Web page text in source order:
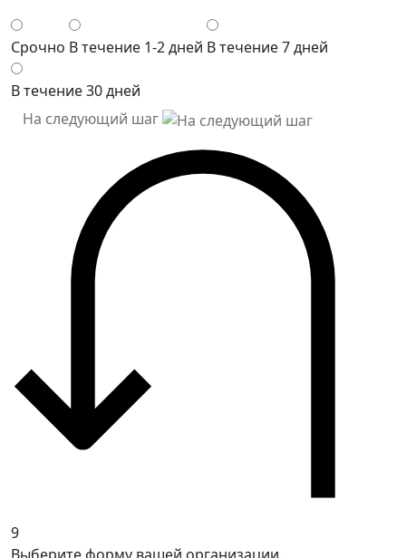
Срочно В течение 1-2 дней В течение 7 дней
В течение 30 дней
На следующий шаг
9
Выберите форму вашей организации,